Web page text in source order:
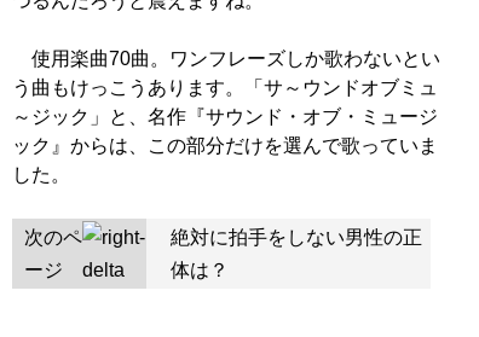
使用楽曲70曲。ワンフレーズしか歌わないとい
う曲もけっこうあります。「サ～ウンドオブミュ
～ジック」と、名作『サウンド・オブ・ミュージ
ック』からは、この部分だけを選んで歌っていま
した。
次のペ
ージ
絶対に拍手をしない男性の正
体は？